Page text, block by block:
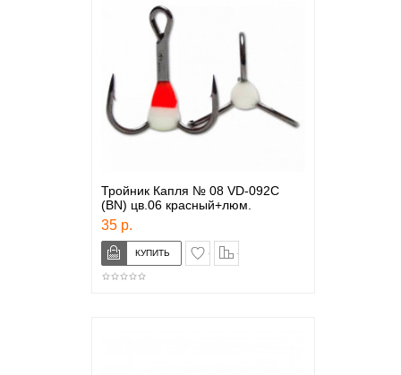
Тройник Капля № 08 VD-092C
(BN) цв.06 красный+люм.
35 р.
в закладки